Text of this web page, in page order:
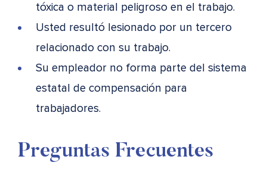
tóxica o material peligroso en el trabajo.
Usted resultó lesionado por un tercero
relacionado con su trabajo.
Su empleador no forma parte del sistema
estatal de compensación para
trabajadores.
Preguntas Frecuentes